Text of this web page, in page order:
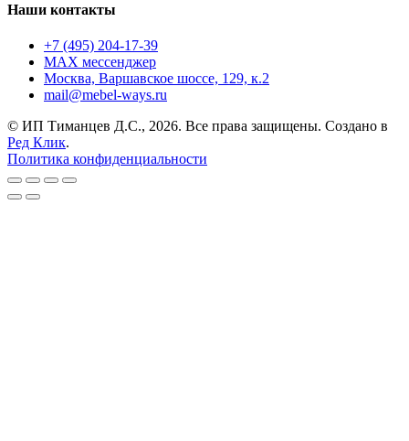
Наши контакты
+7 (495) 204-17-39
MAX мессенджер
Москва, Варшавское шоссе, 129, к.2
mail@mebel-ways.ru
© ИП Тиманцев Д.С., 2026. Все права защищены. Создано в
Ред Клик.
Политика конфиденциальности